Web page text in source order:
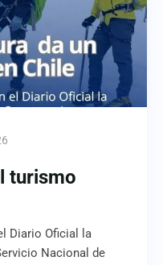
turismo
Diario Oficial la
Nacional de